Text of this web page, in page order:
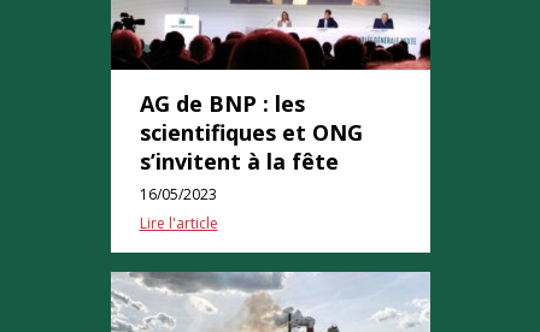
AG de BNP : les
scientifiques et ONG
s’invitent à la fête
16/05/2023
Lire l'article